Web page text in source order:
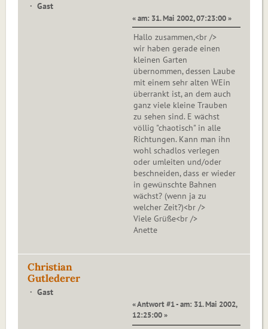
Gast
« am: 31. Mai 2002, 07:23:00 »
Hallo zusammen,<br />
wir haben gerade einen
kleinen Garten
übernommen, dessen Laube
mit einem sehr alten WEin
überrankt ist, an dem auch
ganz viele kleine Trauben
zu sehen sind. E wächst
völlig "chaotisch" in alle
Richtungen. Kann man ihn
wohl schadlos verlegen
oder umleiten und/oder
beschneiden, dass er wieder
in gewünschte Bahnen
wächst? (wenn ja zu
welcher Zeit?)<br />
Viele Grüße<br />
Anette
Christian
Gutlederer
Gast
« Antwort #1 - am: 31. Mai 2002,
12:25:00 »